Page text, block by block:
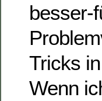
besser-
Tricks
Wenn